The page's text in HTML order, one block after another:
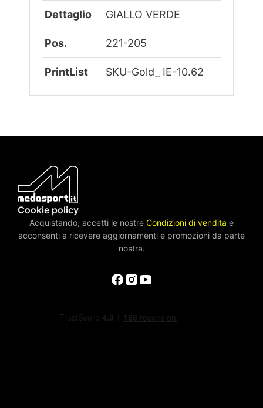
Dettaglio GIALLO VERDE
Pos. 221-205
PrintList SKU-Gold_ IE-10.62
Cookie policy
Acquistando, accetti le nostre Condizioni di vendita e
acconsenti a ricevere aggiornamenti e promozioni da parte
nostra.